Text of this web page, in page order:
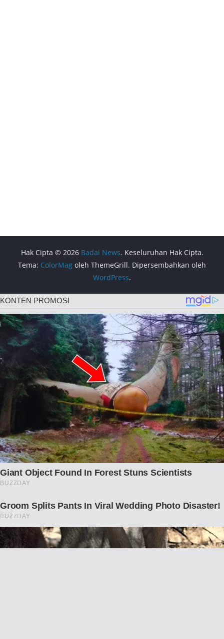
Hak Cipta © 2026 Badai News. Keseluruhan Hak Cipta.
Tema: ColorMag oleh ThemeGrill. Dipersembahkan oleh
WordPress.